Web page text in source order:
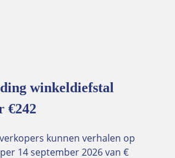
winkeldiefstal
€242
kunnen verhalen op
14 september 2026 van €